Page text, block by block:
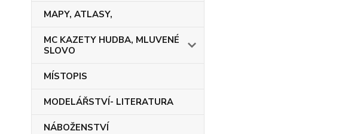
MAPY, ATLASY,
MC KAZETY HUDBA, MLUVENÉ
SLOVO
MÍSTOPIS
MODELÁŘSTVÍ- LITERATURA
NÁBOŽENSTVÍ